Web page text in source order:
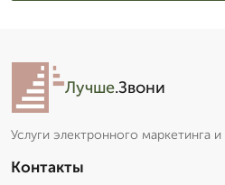
Лучше.Звони
Услуги электронного маркетинга и
Контакты